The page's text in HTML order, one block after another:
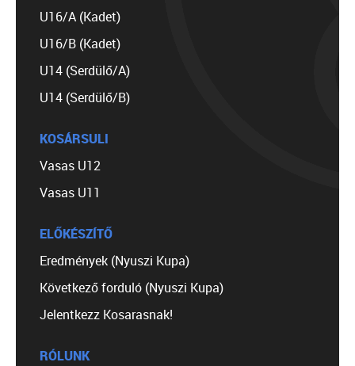
U16/A (Kadet)
U16/B (Kadet)
U14 (Serdülő/A)
U14 (Serdülő/B)
KOSÁRSULI
Vasas U12
Vasas U11
ELŐKÉSZÍTŐ
Eredmények (Nyuszi Kupa)
Következő forduló (Nyuszi Kupa)
Jelentkezz Kosarasnak!
RÓLUNK